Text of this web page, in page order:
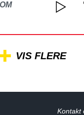
VIS FLERE
Kontakt